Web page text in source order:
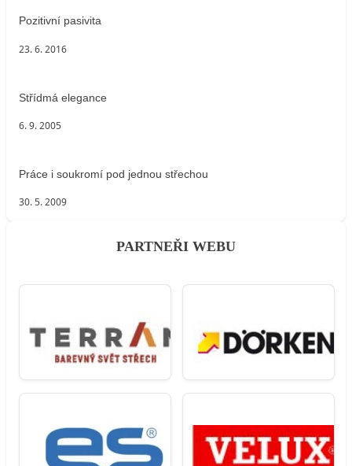
Pozitivní pasivita
23. 6. 2016
Střídmá elegance
6. 9. 2005
Práce i soukromí pod jednou střechou
30. 5. 2009
PARTNEŘI WEBU